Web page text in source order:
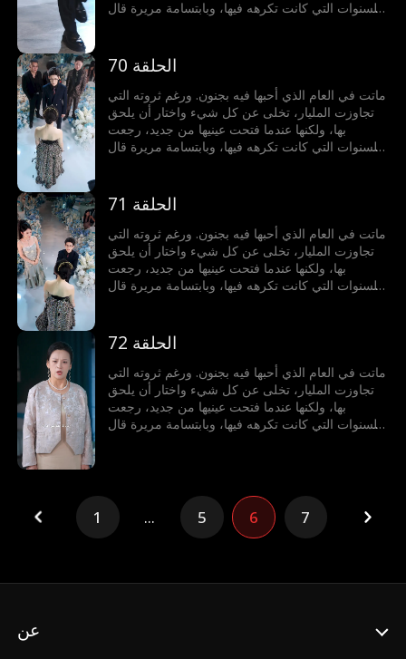
للسنوات التي كانت تكرهه فيها، وبابتسامة مريرة قال
الحلقة 70
ماتت في العام الذي أحبها فيه بجنون. ورغم ثروته التي
تجاوزت المليار، تخلى عن كل شيء واختار أن يلحق
بها، ولكنها عندما فتحت عينيها من جديد، رجعت
للسنوات التي كانت تكرهه فيها، وبابتسامة مريرة قال
الحلقة 71
ماتت في العام الذي أحبها فيه بجنون. ورغم ثروته التي
تجاوزت المليار، تخلى عن كل شيء واختار أن يلحق
بها، ولكنها عندما فتحت عينيها من جديد، رجعت
للسنوات التي كانت تكرهه فيها، وبابتسامة مريرة قال
الحلقة 72
ماتت في العام الذي أحبها فيه بجنون. ورغم ثروته التي
تجاوزت المليار، تخلى عن كل شيء واختار أن يلحق
بها، ولكنها عندما فتحت عينيها من جديد، رجعت
للسنوات التي كانت تكرهه فيها، وبابتسامة مريرة قال
1 ... 5 6 7
عن